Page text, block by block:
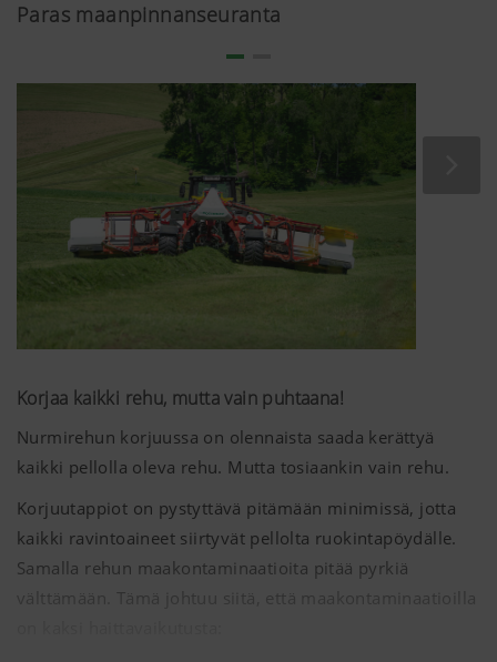
säätää käytännöllisesti erikseen, suoraan traktorin
Paras maanpinnanseuranta
Korjaa kaikki rehu, mutta vain puhtaana!
Nurmirehun korjuussa on olennaista saada kerättyä
kaikki pellolla oleva rehu. Mutta tosiaankin vain rehu.
Korjuutappiot on pystyttävä pitämään minimissä, jotta
kaikki ravintoaineet siirtyvät pellolta ruokintapöydälle.
Samalla rehun maakontaminaatioita pitää pyrkiä
välttämään. Tämä johtuu siitä, että maakontaminaatioilla